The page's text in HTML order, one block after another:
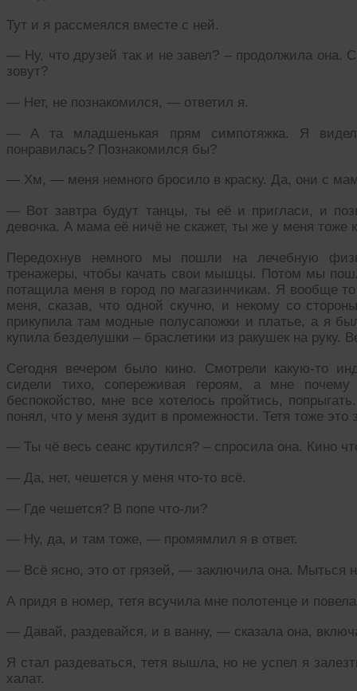
Тут и я рассмеялся вместе с ней.
— Ну, что друзей так и не завел? – продолжила она.
зовут?
— Нет, не познакомился, — ответил я.
— А та младшенькая прям симпотяжка. Я
понравилась? Познакомился бы?
— Хм, — меня немного бросило в краску. Да, они с
— Вот завтра будут танцы, ты её и пригласи, и
девочка. А мама её ничё не скажет, ты же у меня тоже
Передохнув немного мы пошли на лечебную
тренажеры, чтобы качать свои мышцы. Потом мы
потащила меня в город по магазинчикам. Я вообще
меня, сказав, что одной скучно, и некому со
прикупила там модные полусапожки и платье, а я
купила безделушки – браслетики из ракушек на руку.
Сегодня вечером было кино. Смотрели какую-то
сидели тихо, сопереживая героям, а мне
беспокойство, мне все хотелось пройтись,
понял, что у меня зудит в промежности. Тетя тоже это
— Ты чё весь сеанс крутился? – спросила она. Кино
— Да, нет, чешется у меня что-то всё.
— Где чешется? В попе что-ли?
— Ну, да, и там тоже, — промямлил я в ответ.
— Всё ясно, это от грязей, — заключила она. Мыться
А придя в номер, тетя всучила мне полотенце и
— Давай, раздевайся, и в ванну, — сказала она,
Я стал раздеваться, тетя вышла, но не успел я
халат.